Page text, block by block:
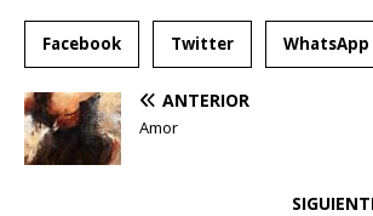
Facebook Twitter WhatsApp
ANTERIOR
Amor